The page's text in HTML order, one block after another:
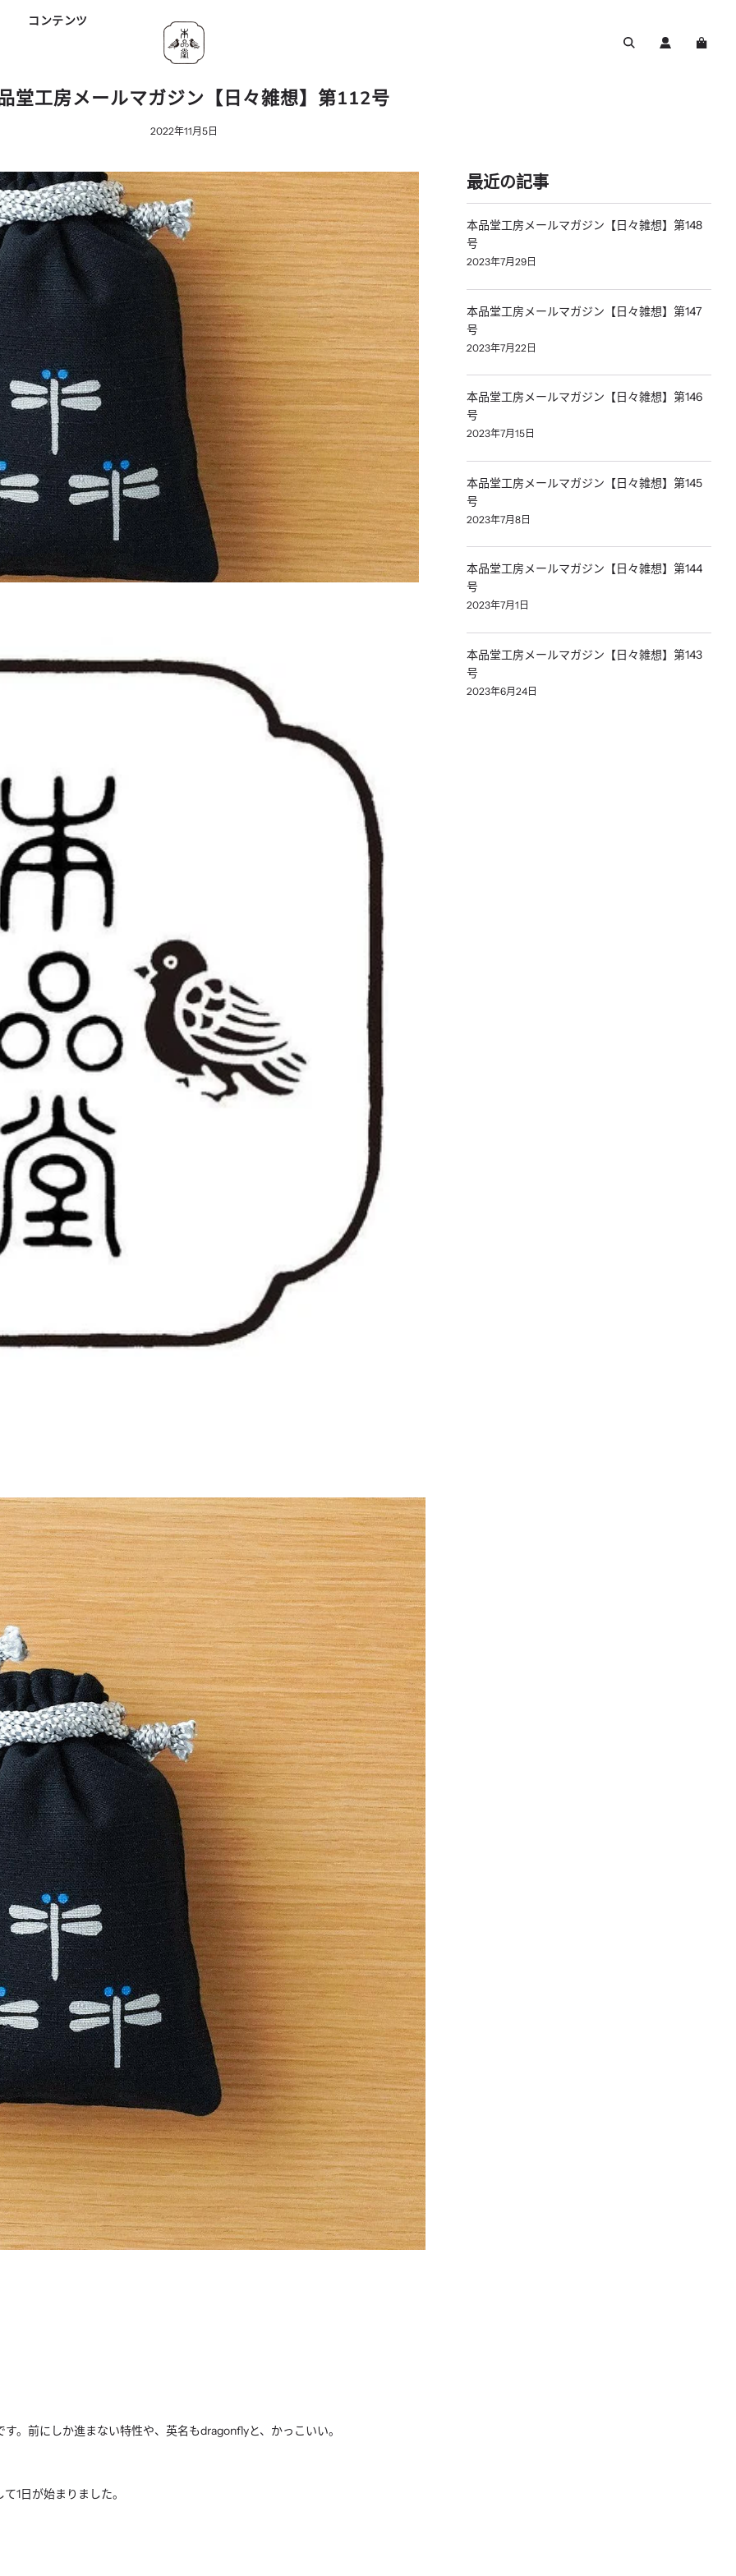
コンテンツ
堂工房メールマガジン【日々雑想】第112号
2022年11月5日
。前にしか進まない特性や、 英名もdragonflyと、かっこいい。
1日が始まりました。
最近の記事
本品堂工房メールマガジン【日々雑想】第148
号
2023年7月29日
本品堂工房メールマガジン【日々雑想】第147
号
2023年7月22日
本品堂工房メールマガジン【日々雑想】第146
号
2023年7月15日
本品堂工房メールマガジン【日々雑想】第145
号
2023年7月8日
本品堂工房メールマガジン【日々雑想】第144
号
2023年7月1日
本品堂工房メールマガジン【日々雑想】第143
号
2023年6月24日